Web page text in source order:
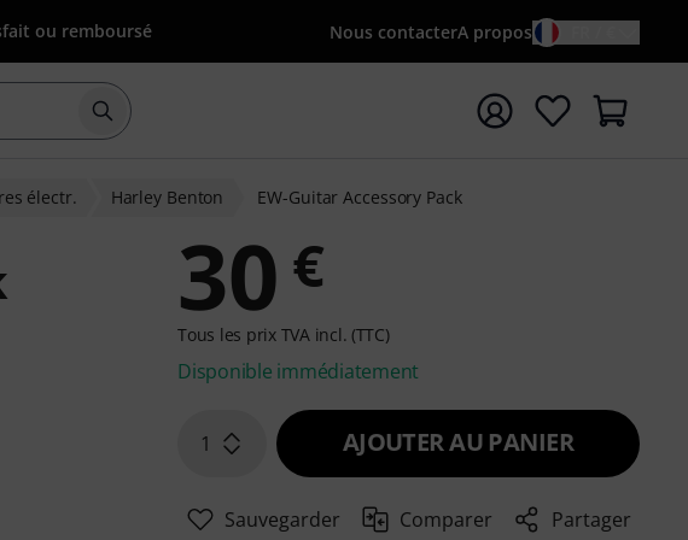
ou remboursé Nous contacterA propos
Démarrer la recherche avec le terme de recherche
électr. Harley Benton EW-Guitar Accessory Pack
30 €
Tous les prix TVA incl. (TTC)
Disponible immédiatement
1 AJOUTER AU PANIER
Sauvegarder Comparer Partager